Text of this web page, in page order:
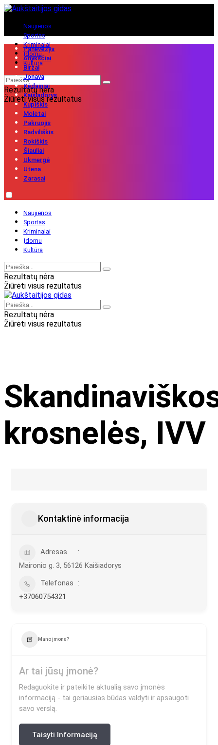
Naujienos
Sportas
Kriminalai
Įdomu
Kultūra
Rezultatų nėra
Žiūrėti visus rezultatus
Panevėžys
Anykščiai
Biržai
Jonava
Kėdainiai
Kaišiadorys
Kupiškis
Molėtai
Pakruojis
Radviliškis
Rokiškis
Šiauliai
Ukmergė
Utena
Zarasai
Naujienos
Sportas
Kriminalai
Įdomu
Kultūra
Rezultatų nėra
Žiūrėti visus rezultatus
Rezultatų nėra
Žiūrėti visus rezultatus
krosnelės, IVV
Kontaktinė informacija
Adresas
Maironio g. 3, 56126 Kaišiadorys
Telefonas
+37060754321
Mano įmonė?
Ar tai jūsų įmonė?
Redaguokite ir pateikite aktualią savo įmonės
informaciją - tai geriausias būdas valdyti ir apsaugoti
savo verslą.
Taisyti Informaciją